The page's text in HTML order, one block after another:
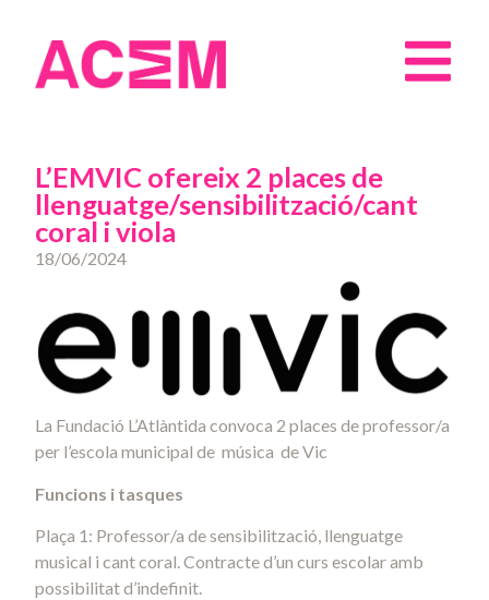
L’EMVIC ofereix 2 places de
llenguatge/sensibilització/cant
coral i viola
18/06/2024
La Fundació L’Atlàntida convoca 2 places de professor/a
per l’escola municipal de música de Vic
Funcions i tasques
Plaça 1: Professor/a de sensibilització, llenguatge
musical i cant coral. Contracte d’un curs escolar amb
possibilitat d’indefinit.